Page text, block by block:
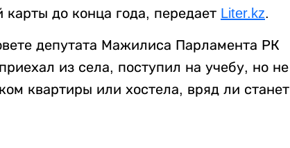
до конца года, передает Liter.kz.
депутата Мажилиса Парламента РК
из села, поступил на учебу, но не
квартиры или хостела, вряд ли станет